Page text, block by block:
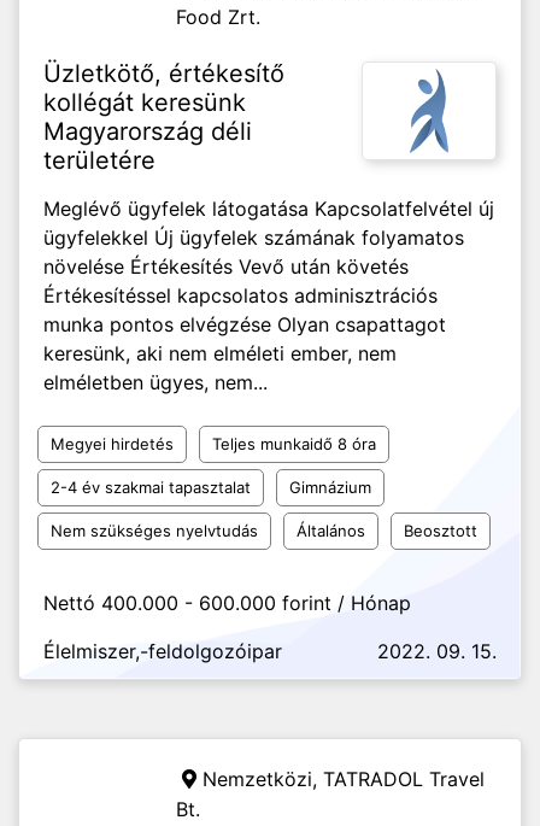
Food Zrt.
Üzletkötő, értékesítő
kollégát keresünk
Magyarország déli
területére
Meglévő ügyfelek látogatása Kapcsolatfelvétel új
ügyfelekkel Új ügyfelek számának folyamatos
növelése Értékesítés Vevő után követés
Értékesítéssel kapcsolatos adminisztrációs
munka pontos elvégzése Olyan csapattagot
keresünk, aki nem elméleti ember, nem
elméletben ügyes, nem...
Megyei hirdetés Teljes munkaidő 8 óra
2-4 év szakmai tapasztalat Gimnázium
Nem szükséges nyelvtudás Általános Beosztott
Nettó 400.000 - 600.000 forint / Hónap
Élelmiszer,-feldolgozóipar
2022. 09. 15.
Nemzetközi, TATRADOL Travel
Bt.